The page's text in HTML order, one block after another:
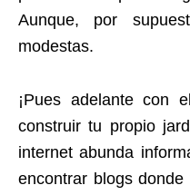
Aunque, por
modestas.
¡Pues adelante con
construir tu propio
internet abunda
encontrar blogs